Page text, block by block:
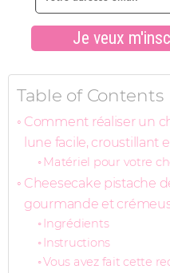
Table of Contents
Comment réaliser un
lune facile, croustillant
Matériel pour votre
Cheesecake pistache
gourmande et
Ingrédients
Instructions
Vous avez fait cette